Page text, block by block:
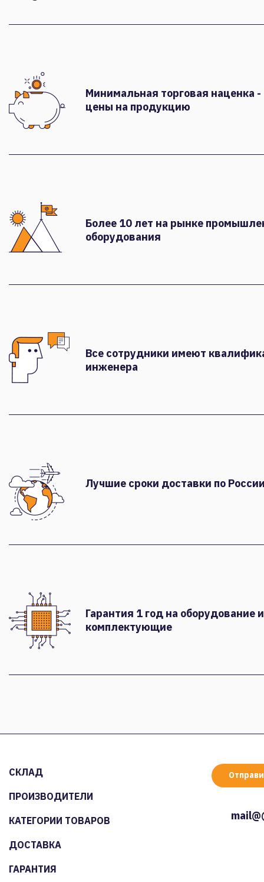
Минимальная торговая наценка
цены на продукцию
Более 10 лет на рынке
оборудования
Все сотрудники имеют
инженера
Лучшие сроки доставки по
Гарантия 1 год на оборудование и
комплектующие
СКЛАД
ПРОИЗВОДИТЕЛИ
КАТЕГОРИИ ТОВАРОВ
ДОСТАВКА
ГАРАНТИЯ